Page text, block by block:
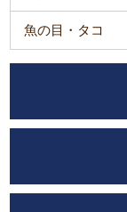
魚の目・タコ